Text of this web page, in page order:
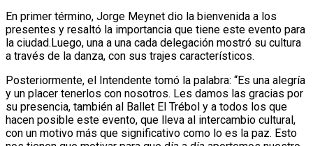
En primer término, Jorge Meynet dio la bienvenida a los
presentes y resaltó la importancia que tiene este evento para
la ciudad.Luego, una a una cada delegación mostró su cultura
a través de la danza, con sus trajes característicos.
Posteriormente, el Intendente tomó la palabra: “Es una alegría
y un placer tenerlos con nosotros. Les damos las gracias por
su presencia, también al Ballet El Trébol y a todos los que
hacen posible este evento, que lleva al intercambio cultural,
con un motivo más que significativo como lo es la paz. Esto